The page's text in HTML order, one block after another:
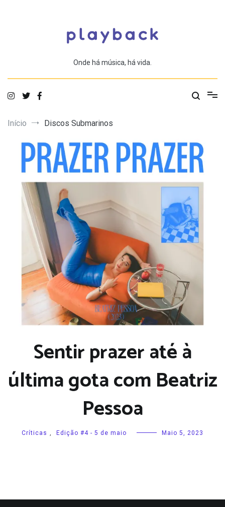
Onde há música, há vida.
Início Discos Submarinos
Sentir prazer até à
última gota com Beatriz
Pessoa
Críticas , Edição #4 - 5 de maio Maio 5, 2023